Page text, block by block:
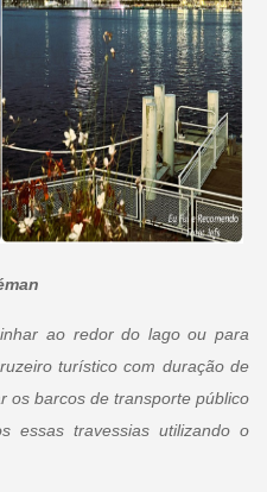
ao redor do lago ou para
turístico com duração de
os barcos de transporte público
essas travessias utilizando o